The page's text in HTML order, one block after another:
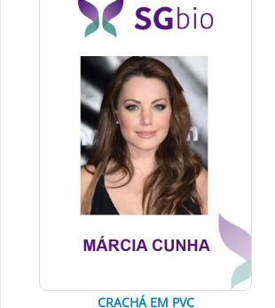
CRACHÁ EM PVC